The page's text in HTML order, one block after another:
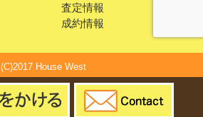
査定情報
成約情報
(C)2017 House West